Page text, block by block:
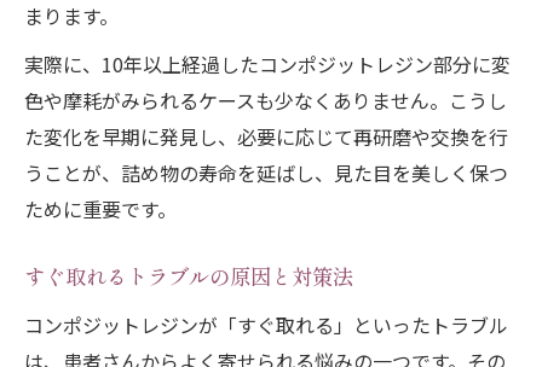
まります。
実際に、10年以上経過したコンポジットレジン部分に変
色や摩耗がみられるケースも少なくありません。こうし
た変化を早期に発見し、必要に応じて再研磨や交換を行
うことが、詰め物の寿命を延ばし、見た目を美しく保つ
ために重要です。
すぐ取れるトラブルの原因と対策法
コンポジットレジンが「すぐ取れる」といったトラブル
は、患者さんからよく寄せられる悩みの一つです。その